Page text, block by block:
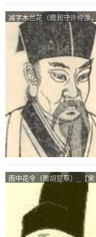
减字木兰花（赠润守许仲涂，
且以“郑容落籍、高莹从良”为
句首）_【宋朝】_【苏轼】
雨中花令（赠胡楚草）_【宋
朝】_【张先】